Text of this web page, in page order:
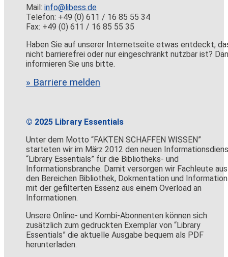
Mail:info@libess.de
Telefon: +49 (0) 611 / 16 85 55 34
Fax: +49 (0) 611 / 16 85 55 35
Haben Sie auf unserer Internetseite etwas entdeckt,
nicht barrierefrei oder nur eingeschränkt nutzbar ist?
informieren Sie uns bitte.
» Barriere melden
© 2025 Library Essentials
Unter dem Motto “FAKTEN SCHAFFEN WISSEN”
starteten wir im März 2012 den neuen
“Library Essentials” für die Bibliotheks- und
Informationsbranche. Damit versorgen wir Fachleute aus
den Bereichen Bibliothek, Dokmentation und Information
mit der gefilterten Essenz aus einem Overload an
Informationen.
Unsere Online- und Kombi-Abonnenten können sich
zusätzlich zum gedruckten Exemplar von “Library
Essentials” die aktuelle Ausgabe bequem als PDF
herunterladen.